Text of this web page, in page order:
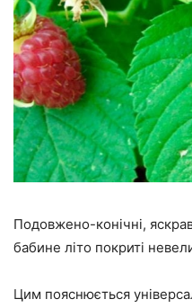
Подовжено-конічні,
бабине літо покриті
Цим пояснюється